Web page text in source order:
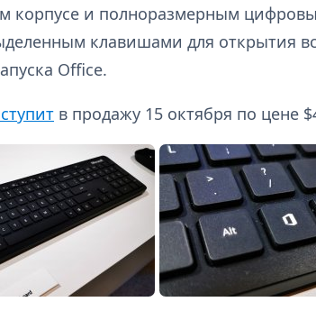
корпусе и полноразмерным
клавишами для открытия
Office.
в продажу 15 октября по цене